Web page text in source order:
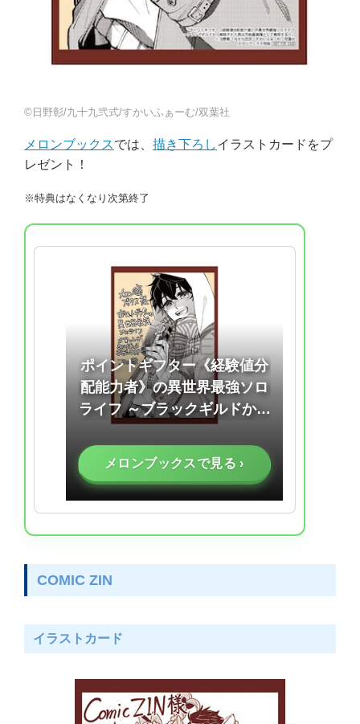
©日野彰/九十九弐式/すかいふぁーむ/双葉社
メロンブックスでは、 描き下ろしイラストカードをプ
レゼント！
※特典はなくなり次第終了
ポイントギフター《経験値分
配能力者》の異世界最強ソロ
ライフ ～ブラックギルドから
して無双する～(7)
メロンブックスで見る ›
COMIC ZIN
イラストカード